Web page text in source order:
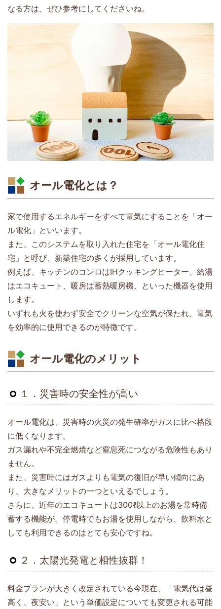
なる方は、ぜひ参考にしてくださいね。
オール電化とは？
家で使用するエネルギーをすべて電気にすることを「オー
ル電化」といいます。
また、このシステムを取り入れた住宅を「オール電化住
宅」と呼び、新築住宅の多くが採用しています。
例えば、キッチンのコンロはIHクッキングヒーター、給湯
はエコキュート、暖房は蓄熱暖房機、といった機器を使用
します。
いずれも火を使わず安全でクリーンな空気が保たれ、電気
を効率的に使用できるのが特徴です。
オール電化のメリット
１．災害時の安全性が高い
オール電化は、災害時の火災の発生確率がガスに比べ格段
に低くなります。
ガス漏れや不完全燃焼など窒息死につながる危険性もあり
ません。
また、災害時にはガスよりも電気の復旧が早い傾向にあ
り、大きなメリットの一つといえるでしょう。
さらに、近年のエコキュートは300ℓ以上のお湯を常時備
蓄する機能が。停電時でもお湯を使用しながら、飲料水と
しても利用できるのはとても安心ですね。
２．太陽光発電と相性抜群！
料金プランが大きく改定されている今現在、「電気代は昼
高く、夜安い」という単価設定についても変更される可能